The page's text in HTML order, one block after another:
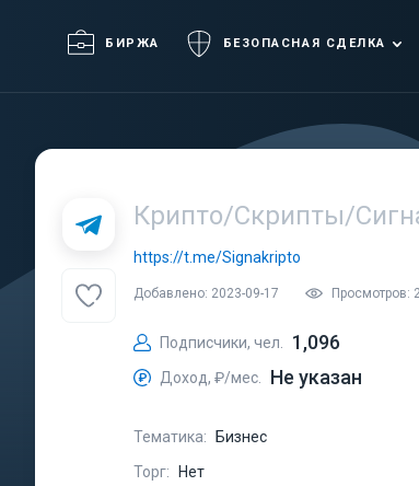
БИРЖА БЕЗОПАСНАЯ СДЕЛКА
Крипто/Скрипты/
https://t.me/Signakripto
Добавлено: 2023-09-17 Просмотров:
Подписчики, чел. 1,096
Доход, ₽/мес. Не указан
Тематика:
Бизнес
Торг:
Нет